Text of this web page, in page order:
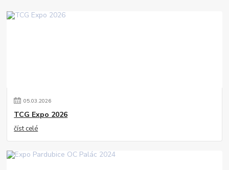
05.03.2026
TCG Expo 2026
číst celé